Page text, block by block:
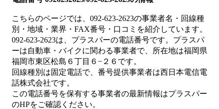
こちらのページでは、 092-623-2623の事業者名・回線種
別・地域・業界・FAX番号・口コミを紹介しています。
092-623-2623は、 プラスパーの電話番号です。 プラスパ
ーは自動車・バイクに関わる事業者で、所在地は福岡県
福岡市東区松島６丁目６−２６ です。
回線種別は固定電話で、番号提供事業者は西日本電信電
話株式会社です。
この電話番号を保有する事業者の最新情報はプラスパー
のHPをご確認ください。